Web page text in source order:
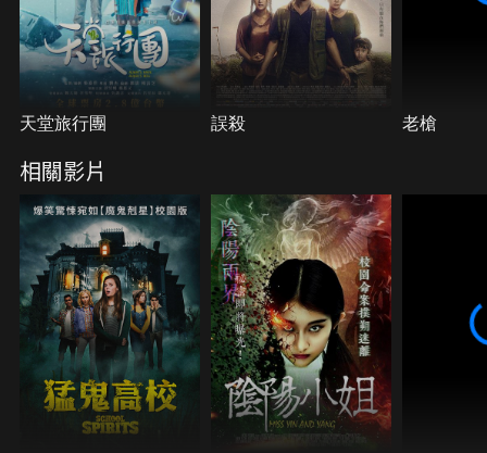
天堂旅行團 誤殺 老槍
相關影片